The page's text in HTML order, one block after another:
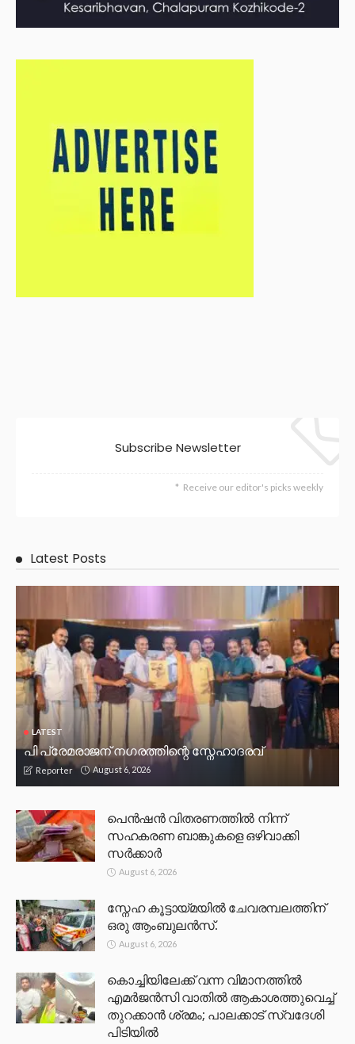
Subscribe Newsletter
Receive our editor's picks weekly
Latest Posts
LATEST
പി പ്രേമരാജന് നഗരത്തിന്റെ സ്നേഹാദരവ്
Reporter August 6, 2026
പെൻഷൻ വിതരണത്തിൽ നിന്ന്
സഹകരണ ബാങ്കുകളെ ഒഴിവാക്കി
സർക്കാർ
August 6, 2026
സ്നേഹ കൂട്ടായ്മയിൽ ചേവരമ്പലത്തിന്
ഒരു ആംബുലൻസ്.
August 6, 2026
കൊച്ചിയിലേക്ക് വന്ന വിമാനത്തിൽ
എമർജൻസി വാതിൽ ആകാശത്തുവെച്ച്
തുറക്കാൻ ശ്രമം; പാലക്കാട് സ്വദേശി
പിടിയിൽ